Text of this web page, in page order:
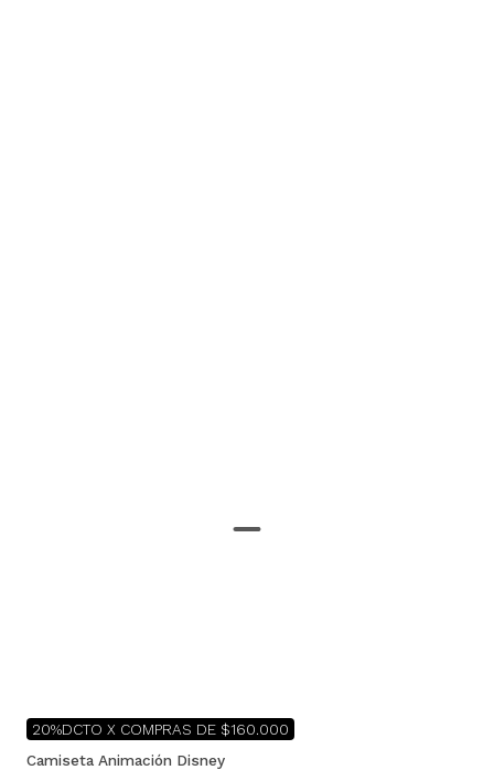
20%DCTO X COMPRAS DE $160.000
Camiseta Animación Disney